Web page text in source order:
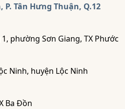
P. Tân Hưng Thuận, Q.12
phường Sơn Giang, TX Phước
Ninh, huyện Lộc Ninh
Ba Đồn